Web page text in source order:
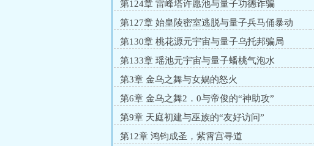
第124章 雷峰塔许愿池与量子功德诈骗
第127章 始皇陵密室逃脱与量子兵马俑暴动
第130章 桃花源元宇宙与量子乌托邦骗局
第133章 瑶池元宇宙与量子蟠桃气泡水
第3章 金乌之舞与女娲的怒火
第6章 金乌之舞2．0与帝俊的“神助攻”
第9章 天庭初建与巫族的“友好访问”
第12章 鸿钧成圣，紫霄宫寻道